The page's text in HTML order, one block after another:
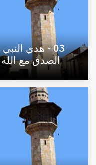
03 - هدي
الصدق مع